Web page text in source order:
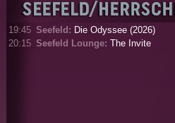
19:45 Seefeld: Die Odyssee (2026)
20:15 Seefeld Lounge: The Invite